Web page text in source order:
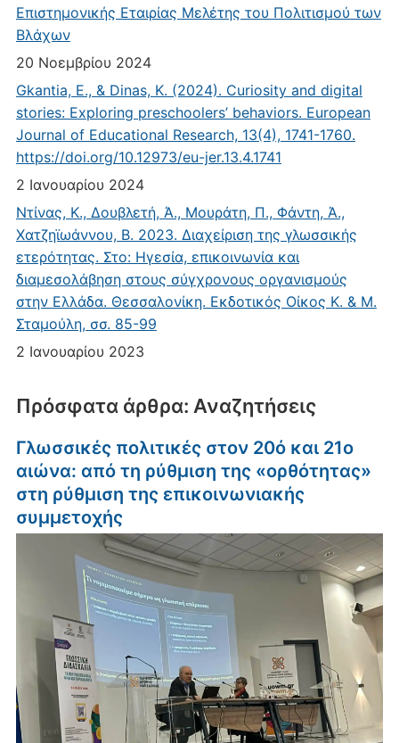
Επιστημονικής Εταιρίας Μελέτης του Πολιτισμού των
Βλάχων
20 Νοεμβρίου 2024
Gkantia, E., & Dinas, K. (2024). Curiosity and digital
stories: Exploring preschoolers’ behaviors. European
Journal of Educational Research, 13(4), 1741-1760.
https://doi.org/10.12973/eu-jer.13.4.1741
2 Ιανουαρίου 2024
Ντίνας, Κ., Δουβλετή, Ά., Μουράτη, Π., Φάντη, Ά.,
Χατζηϊωάννου, Β. 2023. Διαχείριση της γλωσσικής
ετερότητας. Στο: Ηγεσία, επικοινωνία και
διαμεσολάβηση στους σύγχρονους οργανισμούς
στην Ελλάδα. Θεσσαλονίκη. Εκδοτικός Οίκος Κ. & Μ.
Σταμούλη, σσ. 85-99
2 Ιανουαρίου 2023
Πρόσφατα άρθρα: Αναζητήσεις
Γλωσσικές πολιτικές στον 20ό και 21ο
αιώνα: από τη ρύθμιση της «ορθότητας»
στη ρύθμιση της επικοινωνιακής
συμμετοχής